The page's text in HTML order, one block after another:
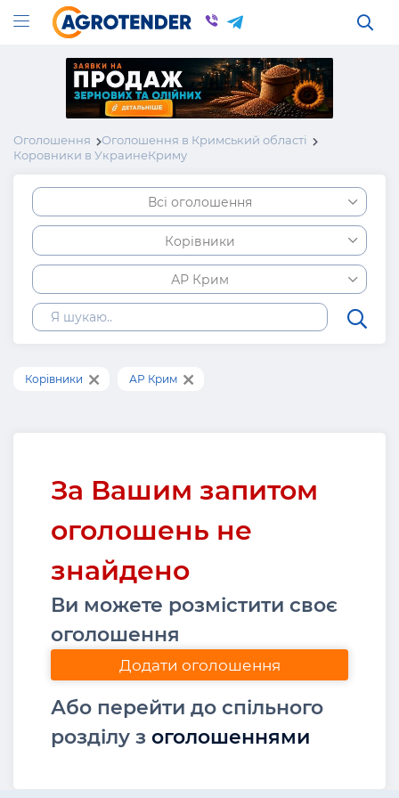
Оголошення
Оголошення в Кримський області
Коровники в УкраинеКриму
Всі оголошення
Корівники
АР Крим
Корівники АР Крим
За Вашим запитом
оголошень не
знайдено
Ви можете розмістити своє
оголошення
Додати оголошення
Або перейти до спільного
розділу з оголошеннями